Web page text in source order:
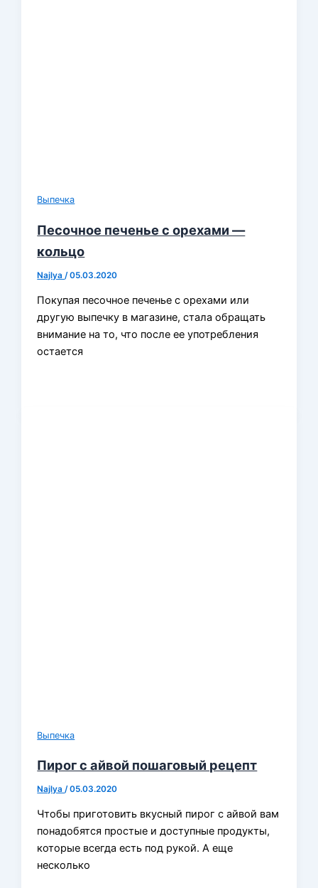
Выпечка
Песочное печенье с орехами —
кольцо
Najlya /05.03.2020
Покупая песочное печенье с орехами или
другую выпечку в магазине, стала обращать
внимание на то, что после ее употребления
остается
Выпечка
Пирог с айвой пошаговый рецепт
Najlya /05.03.2020
Чтобы приготовить вкусный пирог с айвой вам
понадобятся простые и доступные продукты,
которые всегда есть под рукой. А еще
несколько